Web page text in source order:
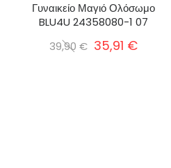
Γυναικείο Μαγιό Ολόσωμο
BLU4U 24358080-1 07
39,90 € 35,91 €